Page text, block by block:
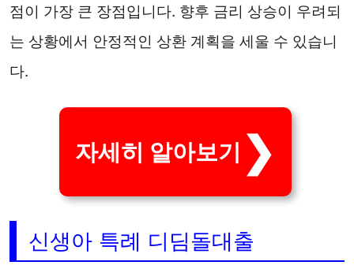
점이 가장 큰 장점입니다. 향후 금리 상승이 우려되
는 상황에서 안정적인 상환 계획을 세울 수 있습니
다.
자세히 알아보기
신생아 특례 디딤돌대출